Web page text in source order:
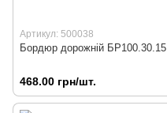
Артикул: 500038
Бордюр дорожній БР100.30.15
468.00 грн/шт.